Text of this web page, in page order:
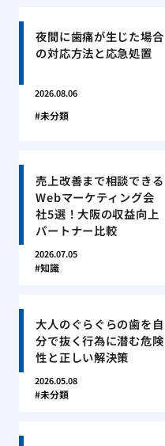
夜間に歯痛が生じた場合
の対応方法と応急処置
2026.08.06
未分類
売上改善まで相談できる
Webマーケティング会
社5選！大阪の収益向上
パートナー比較
2026.07.05
知識
大人のぐらぐらの歯を自
分で抜く行為に潜む危険
性と正しい解決策
2026.05.08
未分類